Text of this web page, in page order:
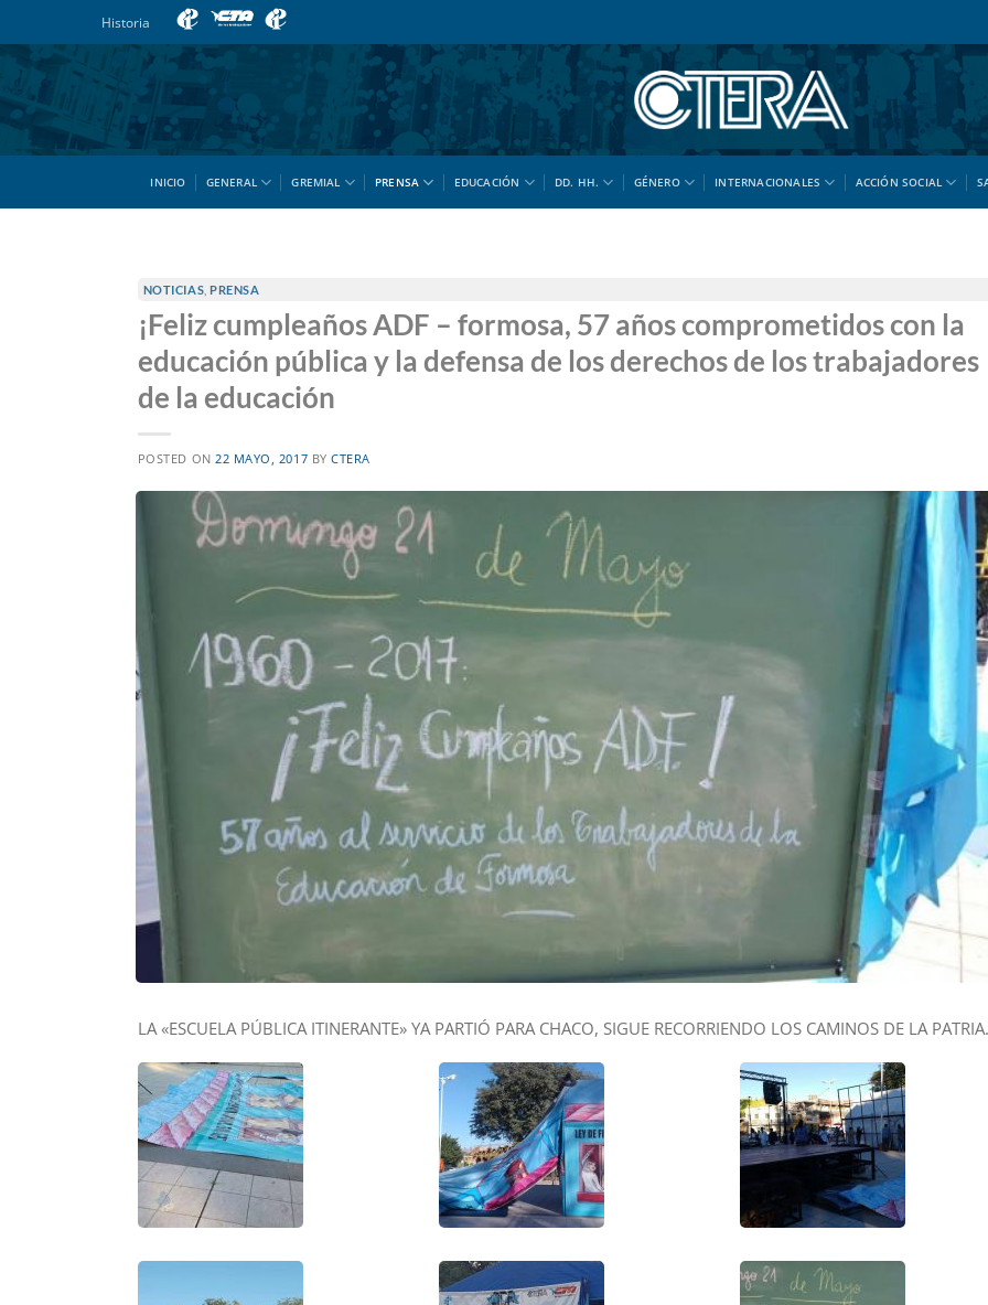
al
contenido
Historia
INICIO GENERAL GREMIAL PRENSA EDUCACIÓN DD. HH. GÉNERO INTERNACIONALES ACCIÓN SOCIAL
NOTICIAS ,PRENSA
¡Feliz cumpleaños ADF – formosa, 57 años comprometidos con la
educación pública y la defensa de los derechos de los trabajadores
de la educación
POSTED ON22 MAYO, 2017 BYCTERA
LA «ESCUELA PÚBLICA ITINERANTE» YA PARTIÓ PARA CHACO, SIGUE RECORRIENDO LOS CAMINOS DE LA PATRIA.